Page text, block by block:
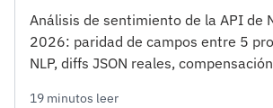
Análisis de sentimiento de la API de
2026: paridad de campos entre 5
NLP, diffs JSON reales,
19 minutos leer